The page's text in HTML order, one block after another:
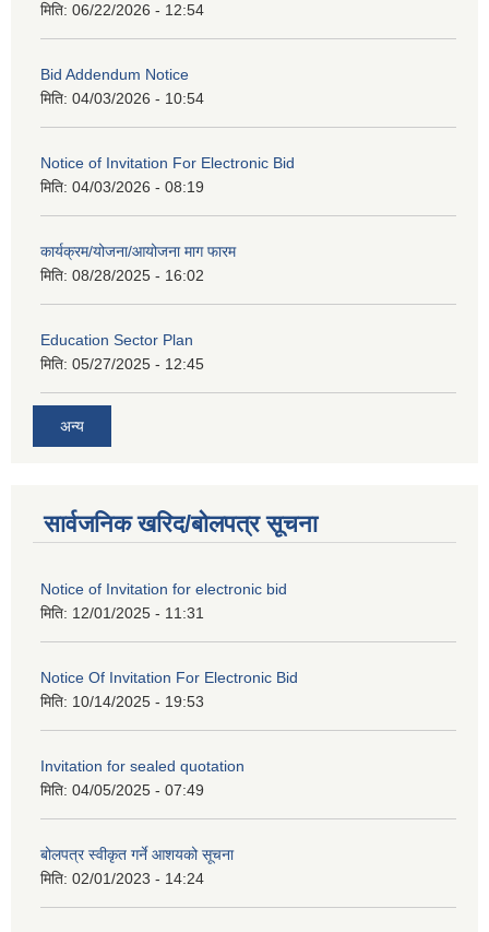
मिति: 06/22/2026 - 12:54
Bid Addendum Notice
मिति: 04/03/2026 - 10:54
Notice of Invitation For Electronic Bid
मिति: 04/03/2026 - 08:19
कार्यक्रम/योजना/आयोजना माग फारम
मिति: 08/28/2025 - 16:02
Education Sector Plan
मिति: 05/27/2025 - 12:45
अन्य
सार्वजनिक खरिद/बोलपत्र सूचना
Notice of Invitation for electronic bid
मिति: 12/01/2025 - 11:31
Notice Of Invitation For Electronic Bid
मिति: 10/14/2025 - 19:53
Invitation for sealed quotation
मिति: 04/05/2025 - 07:49
बोलपत्र स्वीकृत गर्ने आशयको सूचना
मिति: 02/01/2023 - 14:24